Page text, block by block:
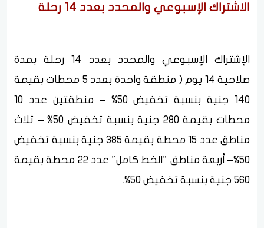
الاشتراك الإسبوعي والمحدد بعدد 14 رحلة
الإشتراك الإسبوعي والمحدد بعدد 14 رحلة بمدة
صلاحية 14 يوم ( منطقة واحدة بعدد 5 محطات بقيمة
140 جنية بنسبة تخفيض 50% – منطقتين عدد 10
محطات بقيمة 280 جنية بنسبة تخفيض 50% – ثلاث
مناطق عدد 15 محطة بقيمة 385 جنية بنسبة تخفيض
50%– أربعة مناطق "الخط كامل" عدد 22 محطة بقيمة
560 جنية بنسبة تخفيض 50%.